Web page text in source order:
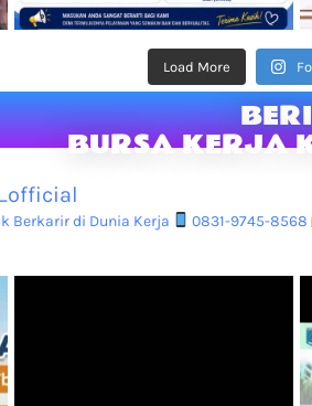
Load More
BURSA KERJA
Berkarir di Dunia Kerja 0831-9745-8568